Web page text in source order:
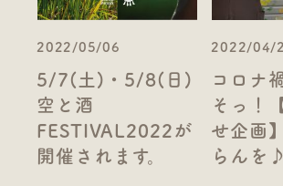
2022/05/06
5/7(土)・5/8(日)
空と酒
FESTIVAL2022が
開催されます。
2022/04/
コロナ
そっ！
せ企画
らんを♪